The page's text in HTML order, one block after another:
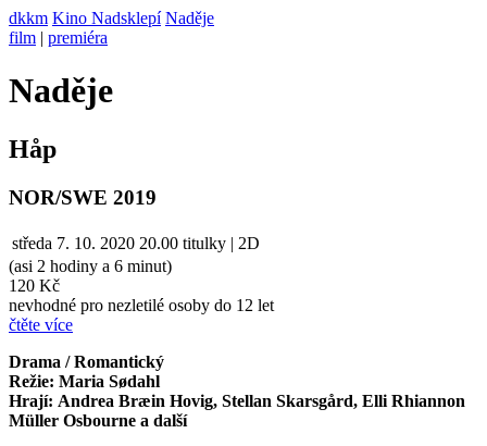
dkkm Kino Nadsklepí Naděje
film | premiéra
Naděje
Håp
NOR/SWE 2019
středa 7. 10. 2020 20.00 titulky | 2D
(asi 2 hodiny a 6 minut)
120 Kč
nevhodné pro nezletilé osoby do 12 let
čtěte více
Drama / Romantický
Režie: Maria Sødahl
Hrají: Andrea Bræin Hovig, Stellan Skarsgård, Elli Rhiannon
Müller Osbourne a další